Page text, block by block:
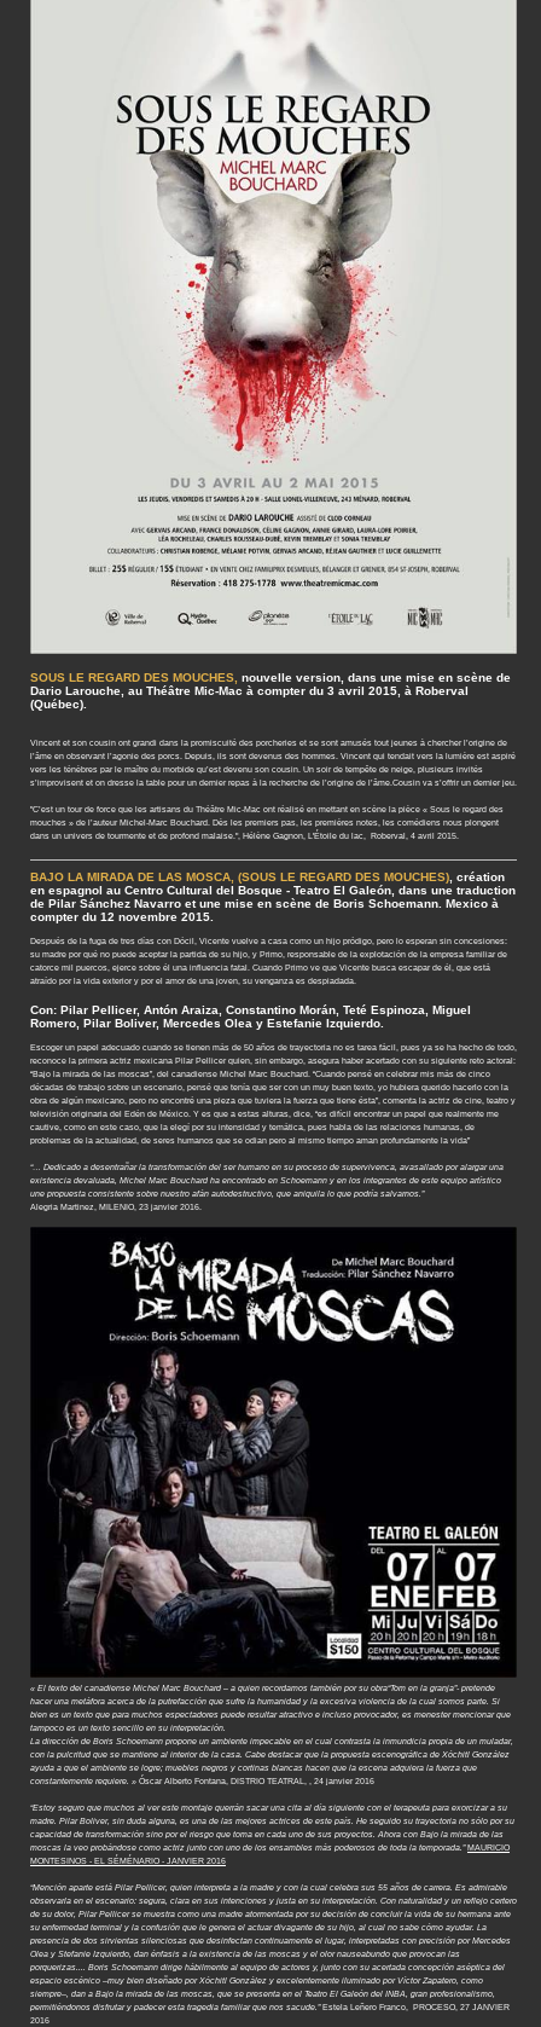
SOUS LE REGARD DES MOUCHES, nouvelle version, dans une mise en scène de
Dario Larouche, au Théâtre Mic-Mac à compter du 3 avril 2015, à Roberval
(Québec).
Vincent et son cousin ont grandi dans la promiscuité des porcheries et se sont amusés tout jeunes à chercher l’origine de
l’âme en observant l’agonie des porcs. Depuis, ils sont devenus des hommes. Vincent qui tendait vers la lumière est aspiré
vers les ténèbres par le maître du morbide qu’est devenu son cousin. Un soir de tempête de neige, plusieurs invités
s’improvisent et on dresse la table pour un dernier repas à la recherche de l’origine de l’âme.Cousin va s’offrir un dernier jeu.
"C’est un tour de force que les artisans du Théâtre Mic-Mac ont réalisé en mettant en scène la pièce « Sous le regard des
mouches » de l’auteur Michel-Marc Bouchard. Dès les premiers pas, les premières notes, les comédiens nous plongent
dans un univers de tourmente et de profond malaise.", Hélène Gagnon, L'Étoile du lac, Roberval, 4 avril 2015.
BAJO LA MIRADA DE LAS MOSCA, (SOUS LE REGARD DES MOUCHES), création
en espagnol au Centro Cultural del Bosque - Teatro El Galeón, dans une traduction
de Pilar Sánchez Navarro et une mise en scène de Boris Schoemann. Mexico à
compter du 12 novembre 2015.
Después de la fuga de tres días con Dócil, Vicente vuelve a casa como un hijo pródigo, pero lo esperan sin concesiones:
su madre por qué no puede aceptar la partida de su hijo, y Primo, responsable de la explotación de la empresa familiar de
catorce mil puercos, ejerce sobre él una influencia fatal. Cuando Primo ve que Vicente busca escapar de él, que está
atraído por la vida exterior y por el amor de una joven, su venganza es despiadada.
Con: Pilar Pellicer, Antón Araiza, Constantino Morán, Teté Espinoza, Miguel
Romero, Pilar Boliver, Mercedes Olea y Estefanie Izquierdo.
Escoger un papel adecuado cuando se tienen más de 50 años de trayectoria no es tarea fácil, pues ya se ha hecho de todo,
reconoce la primera actriz mexicana Pilar Pellicer quien, sin embargo, asegura haber acertado con su siguiente reto actoral:
“Bajo la mirada de las moscas”, del canadiense Michel Marc Bouchard. “Cuando pensé en celebrar mis más de cinco
décadas de trabajo sobre un escenario, pensé que tenía que ser con un muy buen texto, yo hubiera querido hacerlo con la
obra de algún mexicano, pero no encontré una pieza que tuviera la fuerza que tiene ésta”, comenta la actriz de cine, teatro y
televisión originaria del Edén de México. Y es que a estas alturas, dice, “es difícil encontrar un papel que realmente me
cautive, como en este caso, que la elegí por su intensidad y temática, pues habla de las relaciones humanas, de
problemas de la actualidad, de seres humanos que se odian pero al mismo tiempo aman profundamente la vida”
“… Dedicado a desentrañar la transformación del ser humano en su proceso de supervivenca, avasallado por alargar una
existencia devaluada, Michel Marc Bouchard ha encontrado en Schoemann y en los integrantes de este equipo artístico
une propuesta consistente sobre nuestro afán autodestructivo, que aniquila lo que podría salvarnos.”
Alegria Martinez, MILENIO, 23 janvier 2016.
« El texto del canadiense Michel Marc Bouchard – a quien recordamos también por su obra“Tom en la granja”- pretende
hacer una metáfora acerca de la putrefacción que sufre la humanidad y la excesiva violencia de la cual somos parte. Si
bien es un texto que para muchos espectadores puede resultar atractivo e incluso provocador, es menester mencionar que
tampoco es un texto sencillo en su interpretación.
La dirección de Boris Schoemann propone un ambiente impecable en el cual contrasta la inmundicia propia de un muladar,
con la pulcritud que se mantiene al interior de la casa. Cabe destacar que la propuesta escenográfica de Xóchitl González
ayuda a que el ambiente se logre; muebles negros y cortinas blancas hacen que la escena adquiera la fuerza que
constantemente requiere. » Óscar Alberto Fontana, DISTRIO TEATRAL, , 24 janvier 2016
“Estoy seguro que muchos al ver este montaje querrán sacar una cita al día siguiente con el terapeuta para exorcizar a su
madre. Pilar Boliver, sin duda alguna, es una de las mejores actrices de este país. He seguido su trayectoria no sólo por su
capacidad de transformación sino por el riesgo que toma en cada uno de sus proyectos. Ahora con Bajo la mirada de las
moscas la veo probándose como actriz junto con uno de los ensambles más poderosos de toda la temporada.”MAURICIO
MONTESINOS - EL SÉMÉNARIO - JANVIER 2016
“Mención aparte está Pilar Pellicer, quien interpreta a la madre y con la cual celebra sus 55 años de carrera. Es admirable
observarla en el escenario: segura, clara en sus intenciones y justa en su interpretación. Con naturalidad y un reflejo certero
de su dolor, Pilar Pellicer se muestra como una madre atormentada por su decisión de concluir la vida de su hermana ante
su enfermedad terminal y la confusión que le genera el actuar divagante de su hijo, al cual no sabe cómo ayudar. La
presencia de dos sirvientas silenciosas que desinfectan continuamente el lugar, interpretadas con precisión por Mercedes
Olea y Stefanie Izquierdo, dan énfasis a la existencia de las moscas y el olor nauseabundo que provocan las
porquerizas.... Boris Schoemann dirige hábilmente al equipo de actores y, junto con su acertada concepción aséptica del
espacio escénico –muy bien diseñado por Xóchitl González y excelentemente iluminado por Víctor Zapatero, como
siempre–, dan a Bajo la mirada de las moscas, que se presenta en el Teatro El Galeón del INBA, gran profesionalismo,
permitiéndonos disfrutar y padecer esta tragedia familiar que nos sacude.”Estela Leñero Franco, PROCESO, 27 JANVIER
2016